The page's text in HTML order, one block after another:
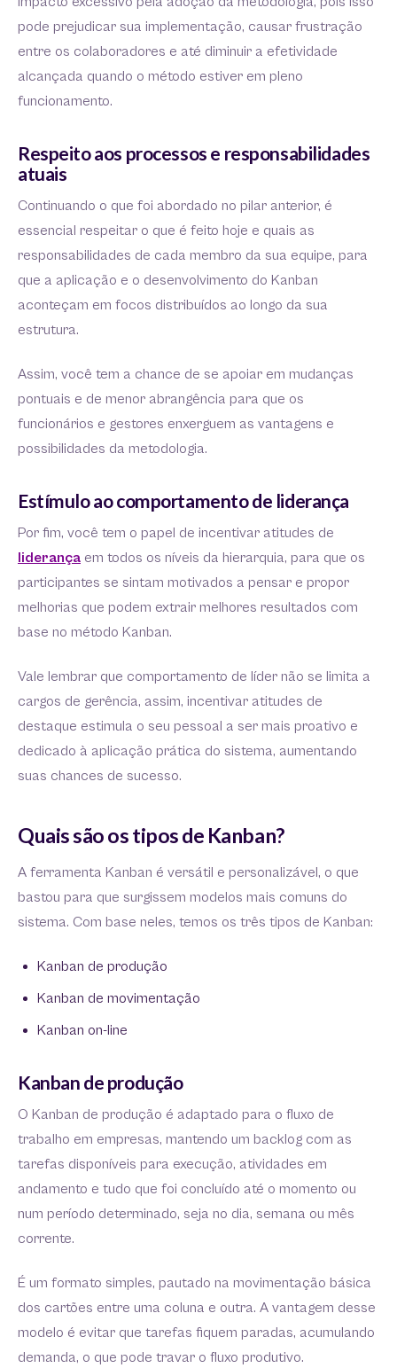
pode prejudicar sua implementação, causar frustração
entre os colaboradores e até diminuir a efetividade
alcançada quando o método estiver em pleno
funcionamento.
Respeito aos processos e responsabilidades
atuais
Continuando o que foi abordado no pilar anterior, é
essencial respeitar o que é feito hoje e quais as
responsabilidades de cada membro da sua equipe, para
que a aplicação e o desenvolvimento do Kanban
aconteçam em focos distribuídos ao longo da sua
estrutura.
Assim, você tem a chance de se apoiar em mudanças
pontuais e de menor abrangência para que os
funcionários e gestores enxerguem as vantagens e
possibilidades da metodologia.
Estímulo ao comportamento de liderança
Por fim, você tem o papel de incentivar atitudes de
liderança em todos os níveis da hierarquia, para que os
participantes se sintam motivados a pensar e propor
melhorias que podem extrair melhores resultados com
base no método Kanban.
Vale lembrar que comportamento de líder não se limita a
cargos de gerência, assim, incentivar atitudes de
destaque estimula o seu pessoal a ser mais proativo e
dedicado à aplicação prática do sistema, aumentando
suas chances de sucesso.
Quais são os tipos de Kanban?
A ferramenta Kanban é versátil e personalizável, o que
bastou para que surgissem modelos mais comuns do
sistema. Com base neles, temos os três tipos de Kanban:
Kanban de produção
Kanban de movimentação
Kanban on-line
Kanban de produção
O Kanban de produção é adaptado para o fluxo de
trabalho em empresas, mantendo um backlog com as
tarefas disponíveis para execução, atividades em
andamento e tudo que foi concluído até o momento ou
num período determinado, seja no dia, semana ou mês
corrente.
É um formato simples, pautado na movimentação básica
dos cartões entre uma coluna e outra. A vantagem desse
modelo é evitar que tarefas fiquem paradas, acumulando
demanda, o que pode travar o fluxo produtivo.